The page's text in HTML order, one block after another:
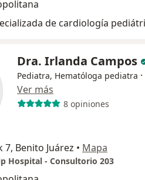
de cardiología
Dra. Irlanda Campos
Pediatra, Hematóloga pediatra ·
Ver más
8 opiniones
7, Benito Juárez • Mapa
Hospital - Consultorio 203